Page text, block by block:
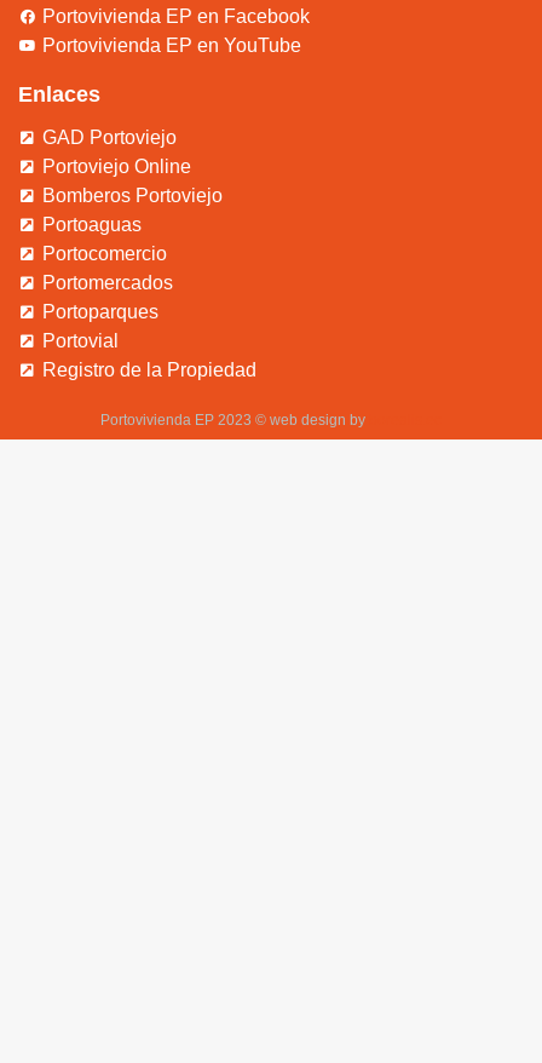
Portovivienda EP en Facebook
Portovivienda EP en YouTube
Enlaces
GAD Portoviejo
Portoviejo Online
Bomberos Portoviejo
Portoaguas
Portocomercio
Portomercados
Portoparques
Portovial
Registro de la Propiedad
Portovivienda EP 2023 © web design by